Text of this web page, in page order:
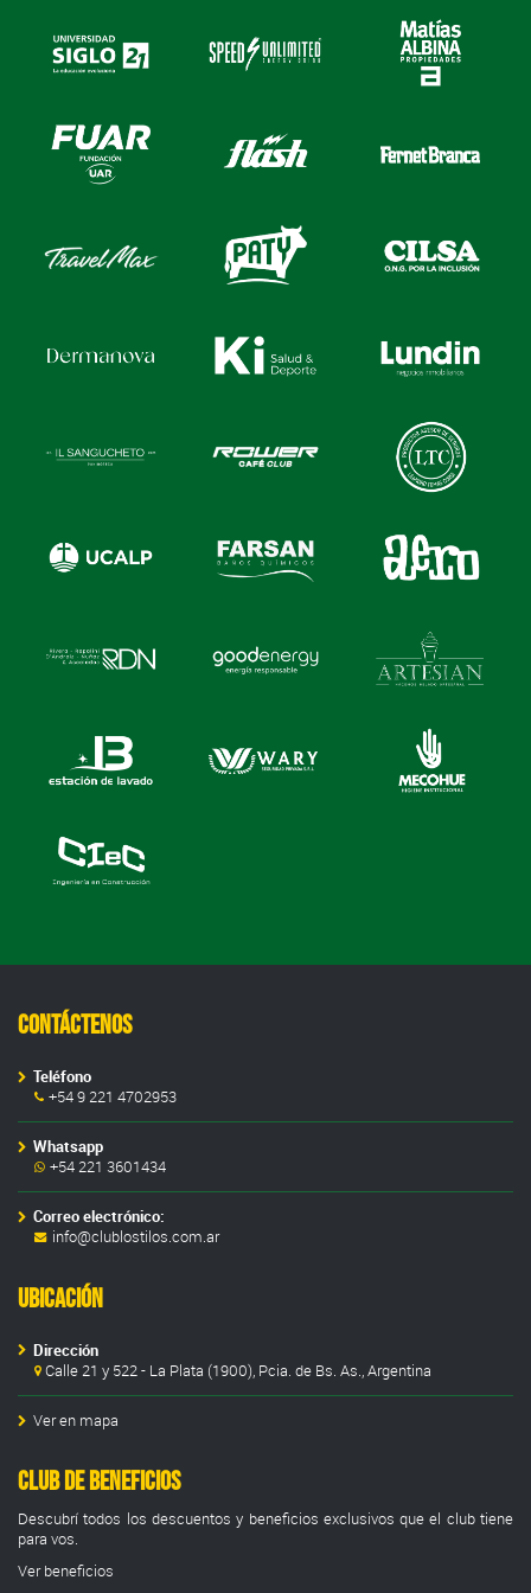
Contáctenos
Teléfono
+54 9 221 4702953
Whatsapp
+54 221 3601434
Correo electrónico:
info@clublostilos.com.ar
Ubicación
Dirección
Calle 21 y 522 - La Plata (1900), Pcia. de Bs. As., Argentina
Ver en mapa
Club de Beneficios
Descubrí todos los descuentos y beneficios exclusivos que el club tiene
para vos.
Ver beneficios